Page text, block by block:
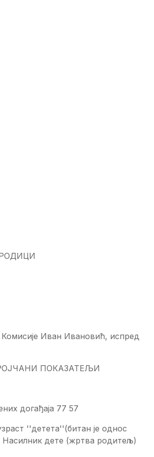
Иван Ивановић, испред
ПОКАЗАТЕЉИ
догађаја 77 57
''детета''(битан је однос
дете (жртва родитељ)